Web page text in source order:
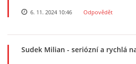
6. 11. 2024 10:46 Odpovědět
Sudek Milian - seriózní a rychlá